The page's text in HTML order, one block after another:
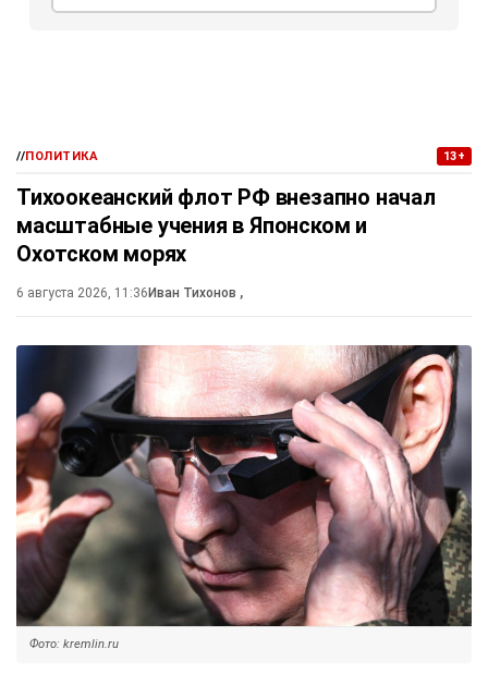
//ПОЛИТИКА 13+
Тихоокеанский флот РФ внезапно начал
масштабные учения в Японском и
Охотском морях
6 августа 2026, 11:36 Иван Тихонов ,
Фото: kremlin.ru